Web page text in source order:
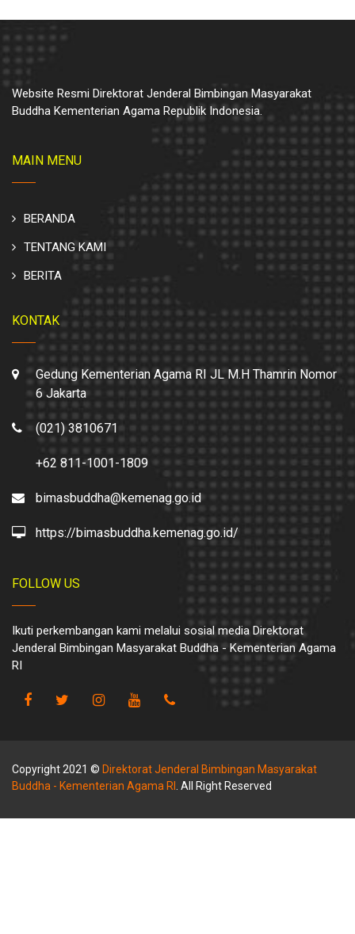
Website Resmi Direktorat Jenderal Bimbingan Masyarakat
Buddha Kementerian Agama Republik Indonesia.
MAIN MENU
BERANDA
TENTANG KAMI
BERITA
KONTAK
Gedung Kementerian Agama RI JL M.H Thamrin Nomor
6 Jakarta
(021) 3810671
+62 811-1001-1809
bimasbuddha@kemenag.go.id
https://bimasbuddha.kemenag.go.id/
FOLLOW US
Ikuti perkembangan kami melalui sosial media Direktorat
Jenderal Bimbingan Masyarakat Buddha - Kementerian Agama
RI
Copyright 2021 © Direktorat Jenderal Bimbingan Masyarakat
Buddha - Kementerian Agama RI
. All Right Reserved